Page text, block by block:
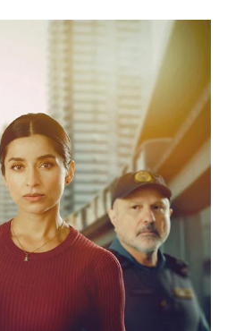
Ο
Κύκλος
«Allegiance»